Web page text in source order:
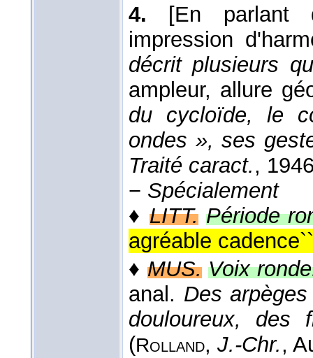
4.
[En parlant
impression
décrit plusieurs
ampleur, allure
du cycloïde, le
ondes », ses
Traité caract.,
− Spécialement
♦ LITT. Période
agréable
♦ MUS. Voix
anal. Des
douloureux, des
(Rolland, J.-Chr.,